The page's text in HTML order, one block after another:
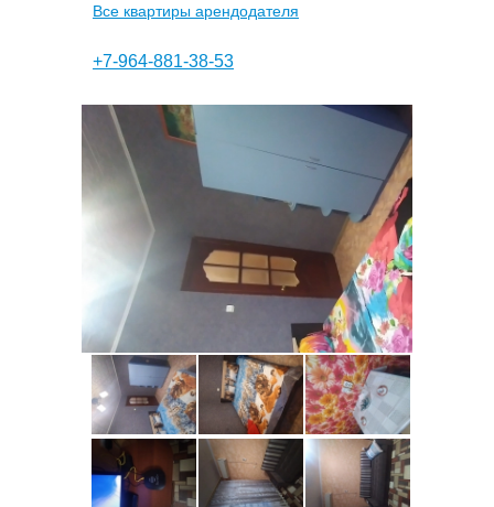
Все квартиры арендодателя
+7-964-881-38-53